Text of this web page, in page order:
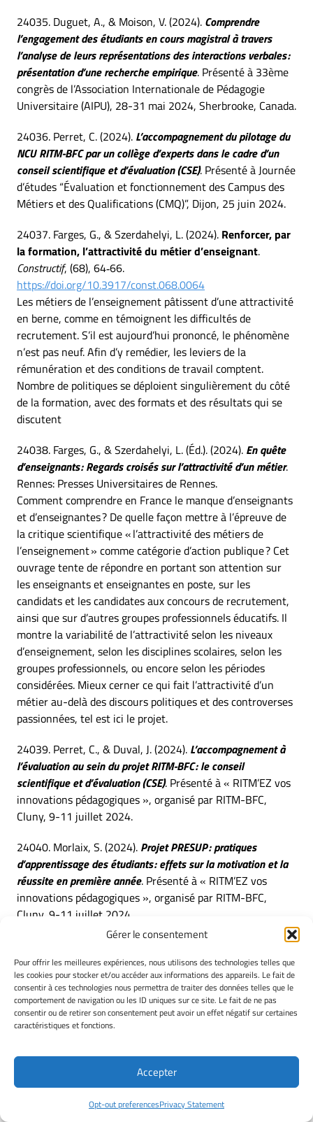
Gérer le consentement
Pour offrir les meilleures expériences, nous utilisons des technologies telles que
les cookies pour stocker et/ou accéder aux informations des appareils. Le fait de
consentir à ces technologies nous permettra de traiter des données telles que le
comportement de navigation ou les ID uniques sur ce site. Le fait de ne pas
consentir ou de retirer son consentement peut avoir un effet négatif sur certaines
caractéristiques et fonctions.
Accepter
Opt-out preferencesPrivacy Statement
24035. Duguet, A., & Moison, V. (2024). Comprendre
l’engagement des étudiants en cours magistral à travers
l’analyse de leurs représentations des interactions verbales :
présentation d’une recherche empirique. Présenté à 33ème
congrès de l’Association Internationale de Pédagogie
Universitaire (AIPU), 28-31 mai 2024, Sherbrooke, Canada.
24036. Perret, C. (2024). L’accompagnement du pilotage du
NCU RITM-BFC par un collège d’experts dans le cadre d’un
conseil scientifique et d’évaluation (CSE). Présenté à Journée
d’études “Évaluation et fonctionnement des Campus des
Métiers et des Qualifications (CMQ)”, Dijon, 25 juin 2024.
24037. Farges, G., & Szerdahelyi, L. (2024). Renforcer, par
la formation, l’attractivité du métier d’enseignant.
Constructif, (68), 64‑66.
https://doi.org/10.3917/const.068.0064
Les métiers de l’enseignement pâtissent d’une attractivité
en berne, comme en témoignent les difficultés de
recrutement. S’il est aujourd’hui prononcé, le phénomène
n’est pas neuf. Afin d’y remédier, les leviers de la
rémunération et des conditions de travail comptent.
Nombre de politiques se déploient singulièrement du côté
de la formation, avec des formats et des résultats qui se
discutent
24038. Farges, G., & Szerdahelyi, L. (Éd.). (2024). En quête
d’enseignants : Regards croisés sur l’attractivité d’un métier.
Rennes: Presses Universitaires de Rennes.
Comment comprendre en France le manque d’enseignants
et d’enseignantes ? De quelle façon mettre à l’épreuve de
la critique scientifique « l’attractivité des métiers de
l’enseignement » comme catégorie d’action publique ? Cet
ouvrage tente de répondre en portant son attention sur
les enseignants et enseignantes en poste, sur les
candidats et les candidates aux concours de recrutement,
ainsi que sur d’autres groupes professionnels éducatifs. Il
montre la variabilité de l’attractivité selon les niveaux
d’enseignement, selon les disciplines scolaires, selon les
groupes professionnels, ou encore selon les périodes
considérées. Mieux cerner ce qui fait l’attractivité d’un
métier au-delà des discours politiques et des controverses
passionnées, tel est ici le projet.
24039. Perret, C., & Duval, J. (2024). L’accompagnement à
l’évaluation au sein du projet RITM-BFC : le conseil
scientifique et d’évaluation (CSE). Présenté à « RITM’EZ vos
innovations pédagogiques », organisé par RITM-BFC,
Cluny, 9-11 juillet 2024.
24040. Morlaix, S. (2024). Projet PRESUP : pratiques
d’apprentissage des étudiants : effets sur la motivation et la
réussite en première année. Présenté à « RITM’EZ vos
innovations pédagogiques », organisé par RITM-BFC,
Cluny, 9-11 juillet 2024.
Projet INTERACSUP : interactions
verbales en cours magistral, engagement et réussite
étudiante. Présenté à « RITM’EZ vos innovations
pédagogiques », organisé par RITM-BFC, Cluny, 9-11
juillet 2024.
dispositifs et politiques en éducation. Présenté à « RITM’EZ
vos innovations pédagogiques », organisé par RITM-BFC,
Cluny, 9-11 juillet 2024.